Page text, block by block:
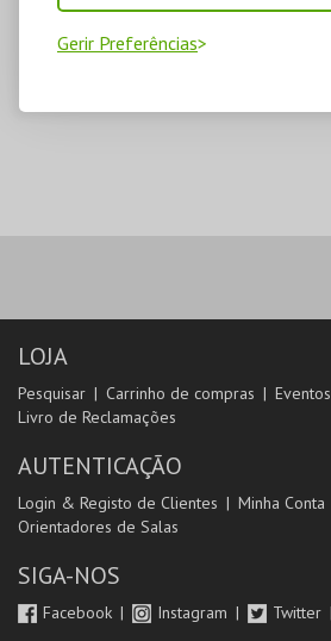
Gerir Preferências
LOJA
Pesquisar Carrinho de compras Eventos
Livro de Reclamações
AUTENTICAÇÃO
Login & Registo de Clientes Minha Conta
Orientadores de Salas
SIGA-NOS
Facebook Instagram Twitter